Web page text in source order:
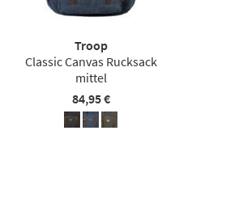
Troop
Classic Canvas Rucksack
mittel
84,95 €